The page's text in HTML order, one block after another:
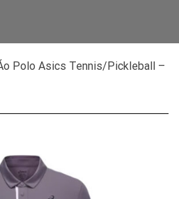
Polo Asics Tennis/Pickleball –